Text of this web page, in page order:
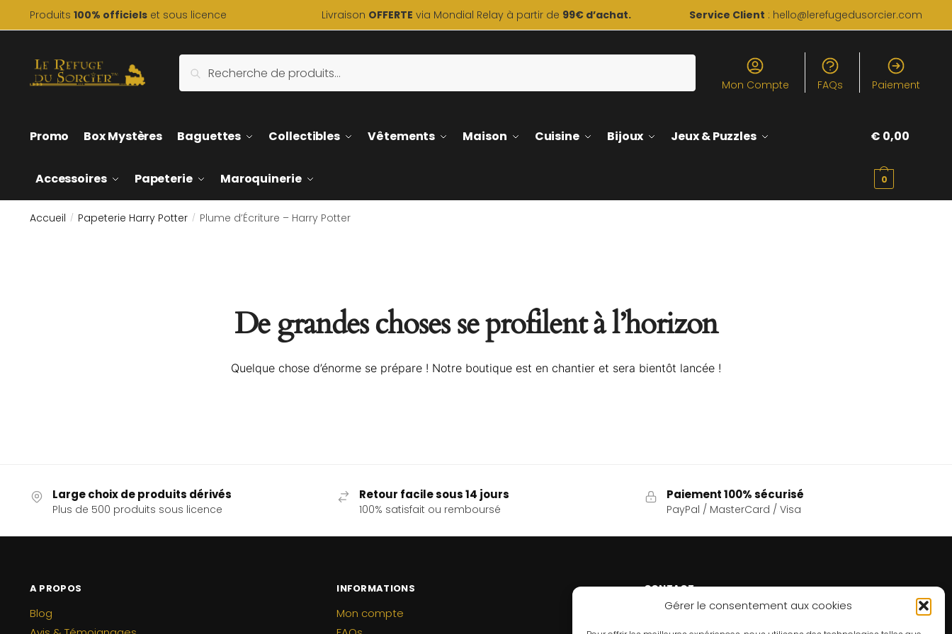
Gérer le consentement aux cookies
to
to
Produits 100% officielset sous licence Livraison OFFERTE via Mondial Relay à partir de 99€ d’achat. Service Client : hello@lerefugedusorcier.com
pour :
Recherche
Mon Compte FAQs Paiement
Promo Box Mystères Baguettes Collectibles Vêtements Maison Cuisine Bijoux Jeux & Puzzles
Accessoires Papeterie Maroquinerie
€ 0,00
0
Accueil / Papeterie Harry Potter / Plume d’Écriture – Harry Potter
De grandes choses se profilent à l’horizon
Quelque chose d’énorme se prépare ! Notre boutique est en chantier et sera bientôt lancée !
Large choix de produits dérivés
Plus de 500 produits sous licence
Retour facile sous 14 jours
100% satisfait ou remboursé
Paiement 100% sécurisé
PayPal / MasterCard / Visa
A PROPOS
Blog
INFORMATIONS
Mon compte
CONTACT
Un problème ? Une question ? Le Refuge du Sorcier™
est à votre disposition 7j/7 et 24h/24.